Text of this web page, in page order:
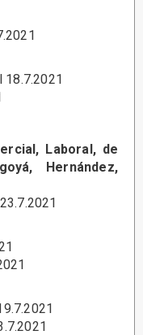
18.7.2021
Laboral, de
Hernández,